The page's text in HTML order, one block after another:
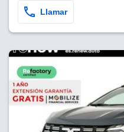
Llamar